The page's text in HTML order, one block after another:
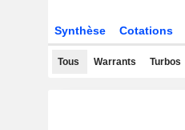
Synthèse Cotations
Tous Warrants Turbos